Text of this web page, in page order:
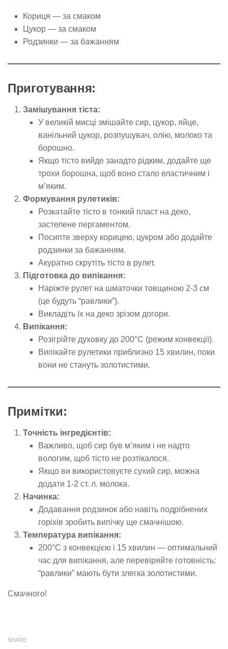
Кориця — за смаком
Цукор — за смаком
Родзинки — за бажанням
Приготування:
Замішування тіста:
У великій мисці змішайте сир, цукор, яйце,
ванільний цукор, розпушувач, олію, молоко та
борошно.
Якщо тісто вийде занадто рідким, додайте ще
трохи борошна, щоб воно стало еластичним і
м’яким.
Формування рулетиків:
Розкатайте тісто в тонкий пласт на деко,
застелене пергаментом.
Посипте зверху корицею, цукром або додайте
родзинки за бажанням.
Акуратно скрутіть тісто в рулет.
Підготовка до випікання:
Наріжте рулет на шматочки товщиною 2-3 см
(це будуть “равлики”).
Викладіть їх на деко зрізом догори.
Випікання:
Розігрійте духовку до 200°C (режим конвекції).
Випікайте рулетики приблизно 15 хвилин, поки
вони не стануть золотистими.
Примітки:
Точність інгредієнтів:
Важливо, щоб сир був м’яким і не надто
вологим, щоб тісто не розтікалося.
Якщо ви використовуєте сухий сир, можна
додати 1-2 ст. л. молока.
Начинка:
Додавання родзинок або навіть подрібнених
горіхів зробить випічку ще смачнішою.
Температура випікання:
200°C з конвекцією і 15 хвилин — оптимальний
час для випікання, але перевіряйте готовність:
“равлики” мають бути злегка золотистими.
Смачного!
SHARE